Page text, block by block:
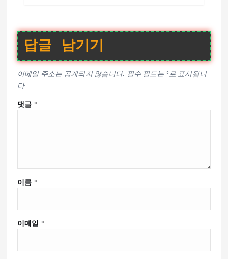
답글 남기기
이메일 주소는 공개되지 않습니다. 필수 필드는 *로 표시됩니
다
댓글 *
이름 *
이메일 *